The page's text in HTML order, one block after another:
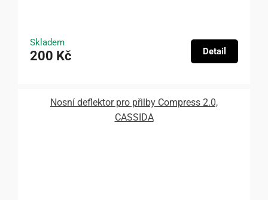
Skladem
200 Kč Detail
Nosní deflektor pro přilby Compress 2.0,
CASSIDA